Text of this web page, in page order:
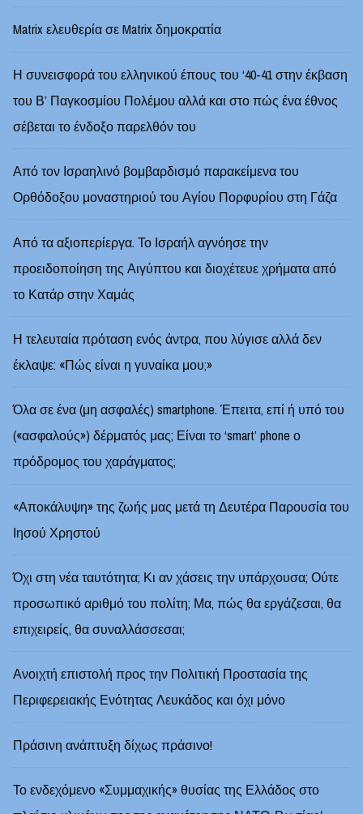
Matrix ελευθερία σε Matrix δημοκρατία
Η συνεισφορά του ελληνικού έπους του ‘40-41 στην έκβαση
του Β’ Παγκοσμίου Πολέμου αλλά και στο πώς ένα έθνος
σέβεται το ένδοξο παρελθόν του
Από τον Ισραηλινό βομβαρδισμό παρακείμενα του
Ορθόδοξου μοναστηριού του Αγίου Πορφυρίου στη Γάζα
Από τα αξιοπερίεργα. Το Ισραήλ αγνόησε την
προειδοποίηση της Αιγύπτου και διοχέτευε χρήματα από
το Κατάρ στην Χαμάς
Η τελευταία πρόταση ενός άντρα, που λύγισε αλλά δεν
έκλαψε: «Πώς είναι η γυναίκα μου;»
Όλα σε ένα (μη ασφαλές) smartphone. Έπειτα, επί ή υπό του
(«ασφαλούς») δέρματός μας; Είναι το ‘smart’ phone ο
πρόδρομος του χαράγματος;
«Αποκάλυψη» της ζωής μας μετά τη Δευτέρα Παρουσία του
Ιησού Χρηστού
Όχι στη νέα ταυτότητα; Κι αν χάσεις την υπάρχουσα; Ούτε
προσωπικό αριθμό του πολίτη; Μα, πώς θα εργάζεσαι, θα
επιχειρείς, θα συναλλάσσεσαι;
Ανοιχτή επιστολή προς την Πολιτική Προστασία της
Περιφερειακής Ενότητας Λευκάδος και όχι μόνο
Πράσινη ανάπτυξη δίχως πράσινο!
Το ενδεχόμενο «Συμμαχικής» θυσίας της Ελλάδος στο